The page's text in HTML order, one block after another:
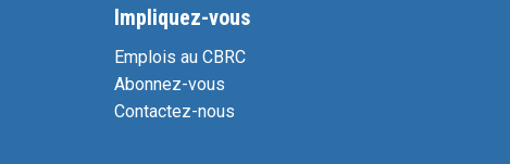
Impliquez-vous
Emplois au CBRC
Abonnez-vous
Contactez-nous